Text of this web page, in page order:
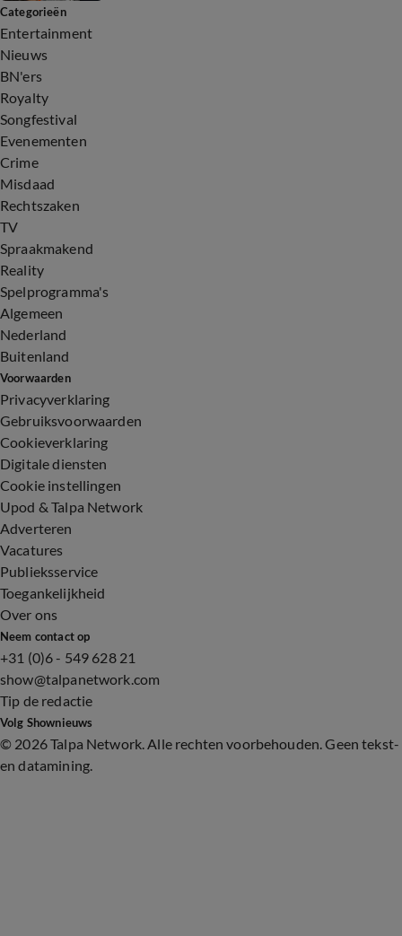
Categorieën
Entertainment
Nieuws
BN'ers
Royalty
Songfestival
Evenementen
Crime
Misdaad
Rechtszaken
TV
Spraakmakend
Reality
Spelprogramma's
Algemeen
Nederland
Buitenland
Voorwaarden
Privacyverklaring
Gebruiksvoorwaarden
Cookieverklaring
Digitale diensten
Cookie instellingen
Upod & Talpa Network
Adverteren
Vacatures
Publieksservice
Toegankelijkheid
Over ons
Neem contact op
+31 (0)6 - 549 628 21
show@talpanetwork.com
Tip de redactie
Volg Shownieuws
© 2026 Talpa Network. Alle rechten voorbehouden. Geen tekst-
en datamining.